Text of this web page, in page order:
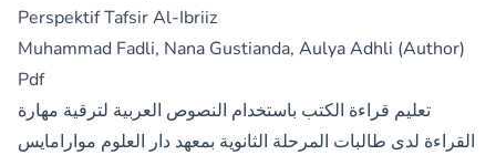
Perspektif Tafsir Al-Ibriiz
Muhammad Fadli, Nana Gustianda, Aulya Adhli (Author)
Pdf
تعليم قراءة الكتب باستخدام النصوص العربية لترقية مهارة
القراءة لدى طالبات المرحلة الثانوية بمعهد دار العلوم موارامايس